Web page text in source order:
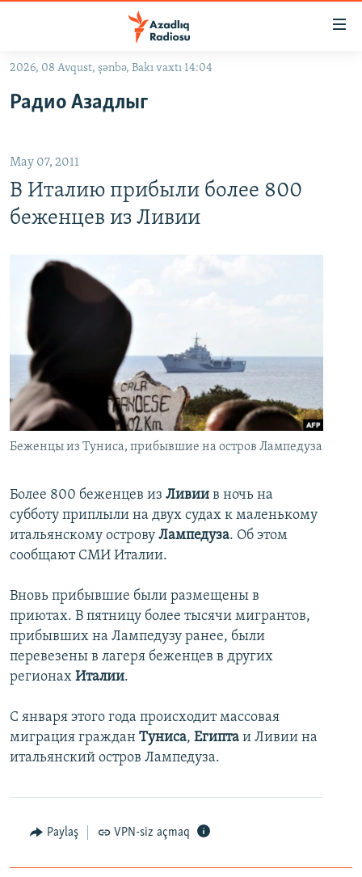
Əsas
qayıt
qayıt
Axtarışa
keç
#İZAHLA
#ƏSLINDƏ
FƏRQƏ BAX
QANUNI DOĞRU
ARAŞDIRMA
MULTIMEDIA
VIDEO
FOTOQALEREYA
İNFOQRAFIKA
KARIKATURA
RADIO ARXIV
OXU ZALI
AZƏRBAYCAN ƏDƏBIYYATI KITABXANASI
İSLAM VƏ DEMOKRATIYA
HAQQIMIZDA
MISSIYAMIZ
PEŞƏ ETIKASI VƏ JURNALISTIKA STANDARTLARIMIZ
BIZIMLƏ ƏLAQƏ
XƏBƏR BÜLLETENLƏRIMIZ
BIZI IZLƏ
2026, 08 Avqust, şənbə, Bakı vaxtı 14:04
Радио Азадлыг
May 07, 2011
В Италию прибыли более 800
беженцев из Ливии
Беженцы из Туниса, прибывшие на остров Лампедуза
Более 800 беженцев из Ливии в ночь на
субботу приплыли на двух судах к маленькому
итальянскому острову Лампедуза. Об этом
сообщают СМИ Италии.
Вновь прибывшие были размещены в
приютах. В пятницу более тысячи мигрантов,
прибывших на Лампедузу ранее, были
перевезены в лагеря беженцев в других
регионах Италии.
С января этого года происходит массовая
миграция граждан Туниса, Египта и Ливии на
итальянский остров Лампедуза.
Paylaş VPN-siz açmaq